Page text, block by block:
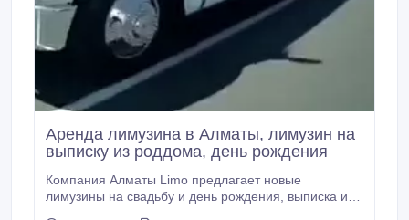
Аренда лимузина в Алматы, лимузин на
выписку из роддома, день рождения
Компания Алматы Limo предлагает новые
лимузины на свадьбу и день рождения, выписка из